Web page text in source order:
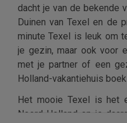
dacht je van de bekende
Duinen van Texel en de
minute Texel is leuk om
je gezin, maar ook voor
met je partner of een
Holland-vakantiehuis
Het mooie Texel is het
Noord-Holland en is